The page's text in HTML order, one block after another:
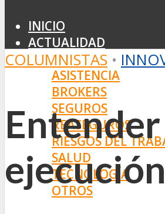
INICIO
ACTUALIDAD
MERCADO
ASISTENCIA
BROKERS
SEGUROS
REASEGUROS
RIESGOS DEL
SALUD
TECNOLOGÍA
OTROS
COLUMNISTAS •